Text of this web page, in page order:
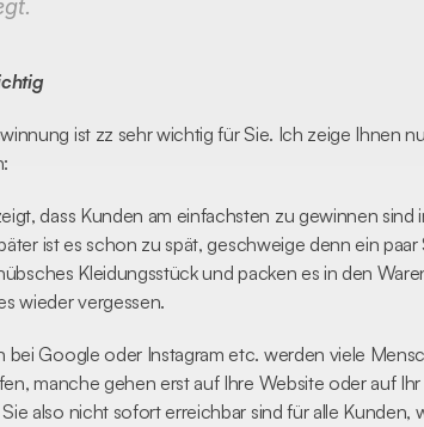
ist zz sehr wichtig für Sie. Ich zeige Ihnen
dass Kunden am einfachsten zu gewinnen
ist es schon zu spät, geschweige denn ein
Kleidungsstück und packen es in den
wieder vergessen.
bei Google oder Instagram etc. werden viele
manche gehen erst auf Ihre Website oder auf
also nicht sofort erreichbar sind für alle Kunden,